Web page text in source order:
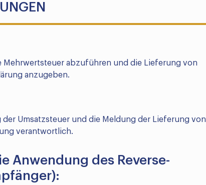
abzuführen und die Lieferung von
anzugeben.
Umsatzsteuer und die Meldung der Lieferung von
verantwortlich.
Anwendung des Reverse-